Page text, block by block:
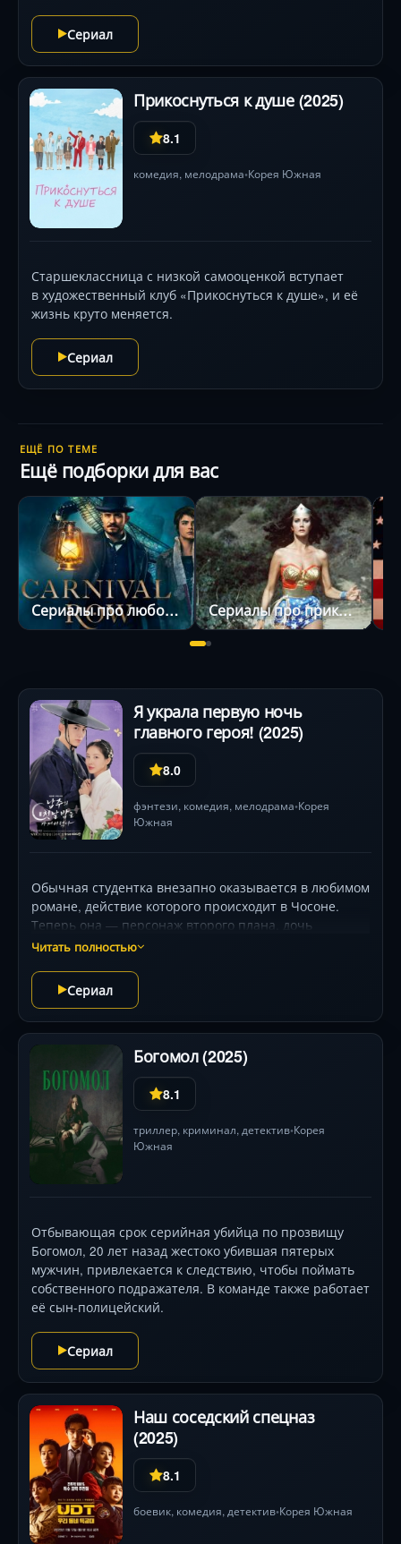
работа рисует контраст между безмятежными
пейзажами и нарастающим внутренним хаосом
героинь. Пак Со-дам и Чон Хэ-ин создают
пронзительные образы, чьи эмоциональные метания
между верностью, ревностью и поиском себя держат
зрителя в напряжении до последнего кадра. Фильм о
цене выбора и ускользающей красоте юности.
Сериал
Прикоснуться к душе (2025)
8.1
комедия, мелодрама•Корея Южная
Старшеклассница с низкой самооценкой вступает
в художественный клуб «Прикоснуться к душе», и её
жизнь круто меняется.
Сериал
ЕЩЁ ПО ТЕМЕ
Ещё подборки для вас
Сериалы про любовный треугольник Сериалы про приключения
Я украла первую ночь
главного героя! (2025)
8.0
фэнтези, комедия, мелодрама•Корея
Южная
Обычная студентка внезапно оказывается в любимом
романе, действие которого происходит в Чосоне.
Теперь она — персонаж второго плана, дочь
состоятельных благородных родителей с обычным
вселившейся в неё студенткой, девушка проводит
ночь с главным героем, членом королевской семьи.
Читать полностью
Сериал
Богомол (2025)
8.1
триллер, криминал, детектив•Корея
Южная
Отбывающая срок серийная убийца по прозвищу
Богомол, 20 лет назад жестоко убившая пятерых
мужчин, привлекается к следствию, чтобы поймать
собственного подражателя. В команде также работает
её сын-полицейский.
Сериал
Наш соседский спецназ
(2025)
8.1
боевик, комедия, детектив•Корея Южная